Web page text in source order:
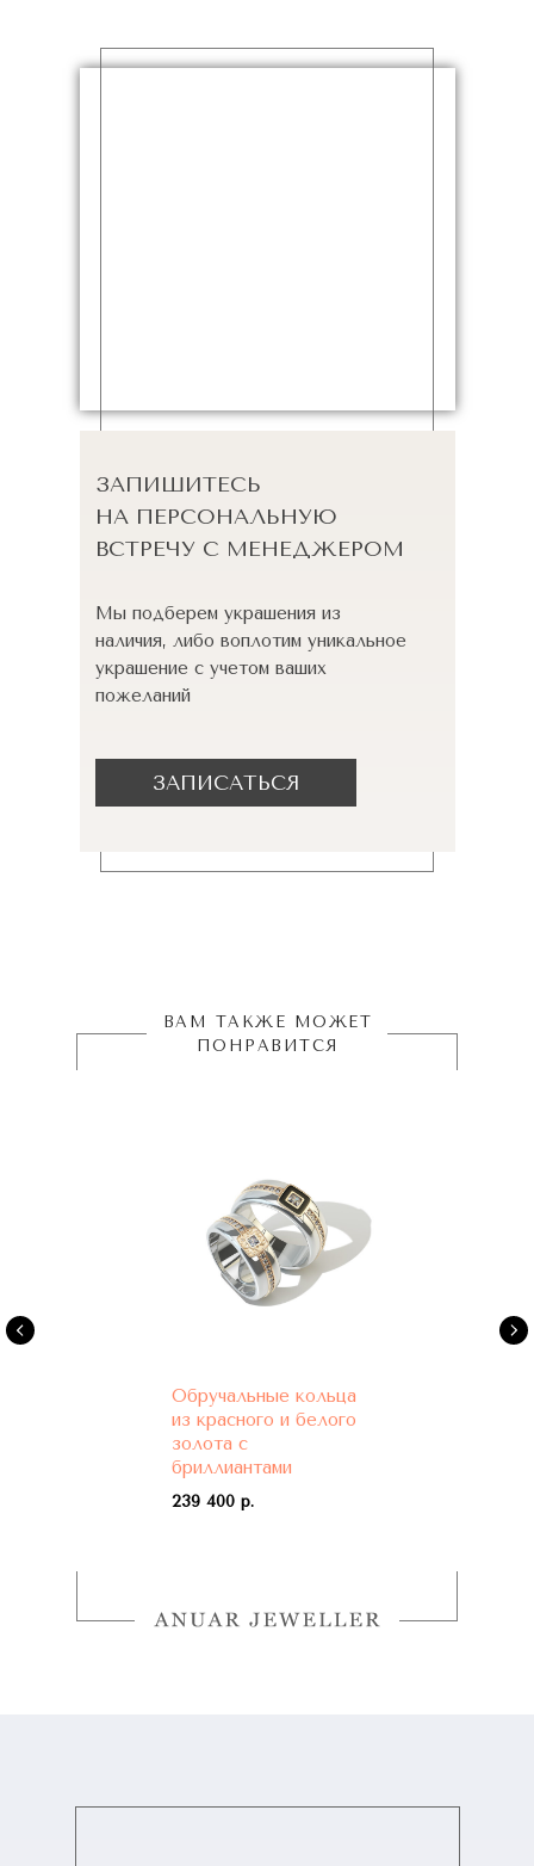
ЗАПИШИТЕСЬ
НА ПЕРСОНАЛЬНУЮ
ВСТРЕЧУ С МЕНЕДЖЕРОМ
Мы подберем украшения из
наличия, либо воплотим уникальное
украшение с учетом ваших
пожеланий
ЗАПИСАТЬСЯ
ВАМ ТАКЖЕ МОЖЕТ
ПОНРАВИТСЯ
Обручальные кольца
из красного и белого
золота с
бриллиантами
239 400 р.